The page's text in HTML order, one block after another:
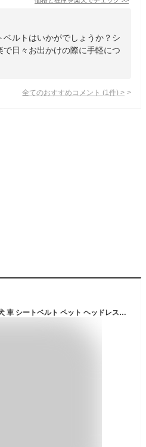
ベルトはいかがでしょうか？シ
で日々お出かけの際に手軽につ
全てのおすすめコメント (1 件) >
【送料無料 ポッキリ1000円】 犬 車 シートベルト ペット ヘッドレスト 取付 リード 小型犬/中型犬 全6色 犬のリード ペット用シートベルト 車用リード 安全ベルト 引っ張り防止 飛び出し防止 犬用品お散歩 ペット 犬 散歩 プレゼント グッズ ユウランプ